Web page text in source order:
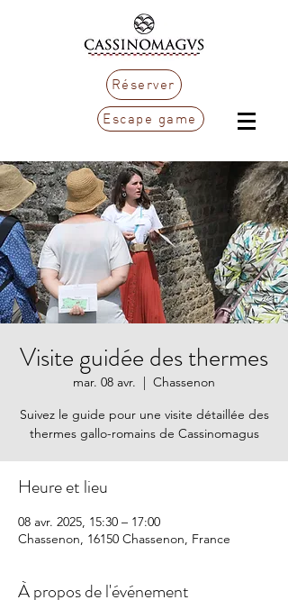
Réserver
Escape game
Visite guidée des thermes
mar. 08 avr.
  |
Chassenon
Suivez le guide pour une visite détaillée des
thermes gallo-romains de Cassinomagus
Heure et lieu
08 avr. 2025, 15:30 – 17:00
Chassenon, 16150 Chassenon, France
À propos de l'événement